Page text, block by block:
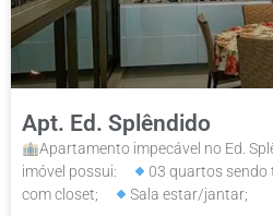
Apt. Ed. Splêndido
Apartamento impecável no Ed.
imóvel possui:⠀
03 quartos sendo
com closet;⠀
Sala estar/jantar;⠀